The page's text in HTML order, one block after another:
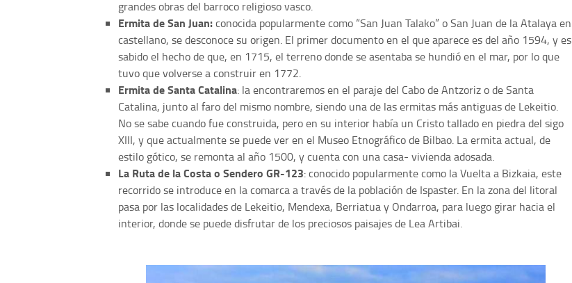
grandes obras del barroco religioso vasco.
Ermita de San Juan:conocida popularmente como “San Juan Talako” o San Juan de la Atalaya en
castellano, se desconoce su origen. El primer documento en el que aparece es del año 1594, y es
sabido el hecho de que, en 1715, el terreno donde se asentaba se hundió en el mar, por lo que
tuvo que volverse a construir en 1772.
Ermita de Santa Catalina: la encontraremos en el paraje del Cabo de Antzoriz o de Santa
Catalina, junto al faro del mismo nombre, siendo una de las ermitas más antiguas de Lekeitio.
No se sabe cuando fue construida, pero en su interior había un Cristo tallado en piedra del sigo
XIII, y que actualmente se puede ver en el Museo Etnográfico de Bilbao. La ermita actual, de
estilo gótico, se remonta al año 1500, y cuenta con una casa- vivienda adosada.
La Ruta de la Costa o Sendero GR-123: conocido popularmente como la Vuelta a Bizkaia, este
recorrido se introduce en la comarca a través de la población de Ispaster. En la zona del litoral
pasa por las localidades de Lekeitio, Mendexa, Berriatua y Ondarroa, para luego girar hacia el
interior, donde se puede disfrutar de los preciosos paisajes de Lea Artibai.